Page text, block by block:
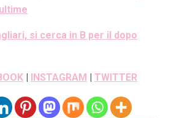
si cerca in B per il dopo
| INSTAGRAM | TWITTER